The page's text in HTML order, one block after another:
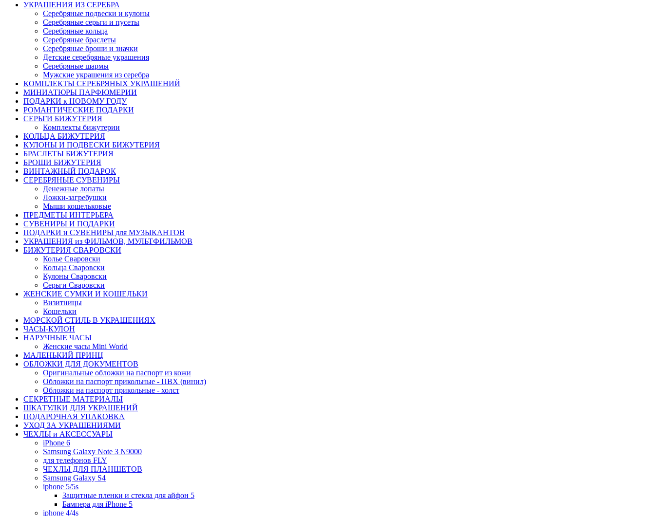
УКРАШЕНИЯ ИЗ СЕРЕБРА
Серебряные подвески и кулоны
Серебряные серьги и пусеты
Серебряные кольца
Серебряные браслеты
Серебряные броши и значки
Детские серебряные украшения
Серебряные шармы
Мужские украшения из серебра
КОМПЛЕКТЫ СЕРЕБРЯНЫХ УКРАШЕНИЙ
МИНИАТЮРЫ ПАРФЮМЕРИИ
ПОДАРКИ к НОВОМУ ГОДУ
РОМАНТИЧЕСКИЕ ПОДАРКИ
СЕРЬГИ БИЖУТЕРИЯ
Комплекты бижутерии
КОЛЬЦА БИЖУТЕРИЯ
КУЛОНЫ И ПОДВЕСКИ БИЖУТЕРИЯ
БРАСЛЕТЫ БИЖУТЕРИЯ
БРОШИ БИЖУТЕРИЯ
ВИНТАЖНЫЙ ПОДАРОК
СЕРЕБРЯНЫЕ СУВЕНИРЫ
Денежные лопаты
Ложки-загребушки
Мыши кошельковые
ПРЕДМЕТЫ ИНТЕРЬЕРА
СУВЕНИРЫ И ПОДАРКИ
ПОДАРКИ и СУВЕНИРЫ для МУЗЫКАНТОВ
УКРАШЕНИЯ из ФИЛЬМОВ, МУЛЬТФИЛЬМОВ
БИЖУТЕРИЯ СВАРОВСКИ
Колье Сваровски
Кольца Сваровски
Кулоны Сваровски
Серьги Сваровски
ЖЕНСКИЕ СУМКИ И КОШЕЛЬКИ
Визитницы
Кошельки
МОРСКОЙ СТИЛЬ В УКРАШЕНИЯХ
ЧАСЫ-КУЛОН
НАРУЧНЫЕ ЧАСЫ
Женские часы Mini World
МАЛЕНЬКИЙ ПРИНЦ
ОБЛОЖКИ ДЛЯ ДОКУМЕНТОВ
Оригинальные обложки на паспорт из кожи
Обложки на паспорт прикольные - ПВХ (винил)
Обложки на паспорт прикольные - холст
СЕКРЕТНЫЕ МАТЕРИАЛЫ
ШКАТУЛКИ ДЛЯ УКРАШЕНИЙ
ПОДАРОЧНАЯ УПАКОВКА
УХОД ЗА УКРАШЕНИЯМИ
ЧEХЛЫ и АКСЕССУАРЫ
iPhone 6
Samsung Galaxy Note 3 N9000
для телефонов FLY
ЧЕХЛЫ ДЛЯ ПЛАНШЕТОВ
Samsung Galaxy S4
iphone 5/5s
Защитные пленки и стекла для айфон 5
Бампера для iPhone 5
iphone 4/4s